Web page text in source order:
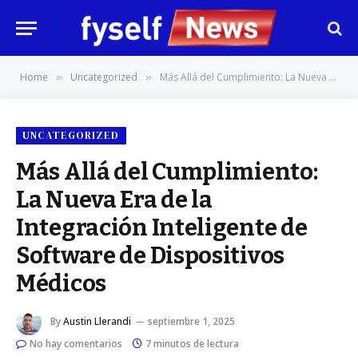
Home » Uncategorized » Más Allá del Cumplimiento: La Nueva Era de la Integración Inteligente de Software de Dispositivos Médicos
UNCATEGORIZED
Más Allá del Cumplimiento:
La Nueva Era de la
Integración Inteligente de
Software de Dispositivos
Médicos
ByAustin Llerandi
septiembre 1, 2025
No hay comentarios
7 minutos de lectura